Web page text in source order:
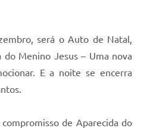
será o Auto de Natal,
do Menino Jesus – Uma nova
E a noite se encerra
de Aparecida do